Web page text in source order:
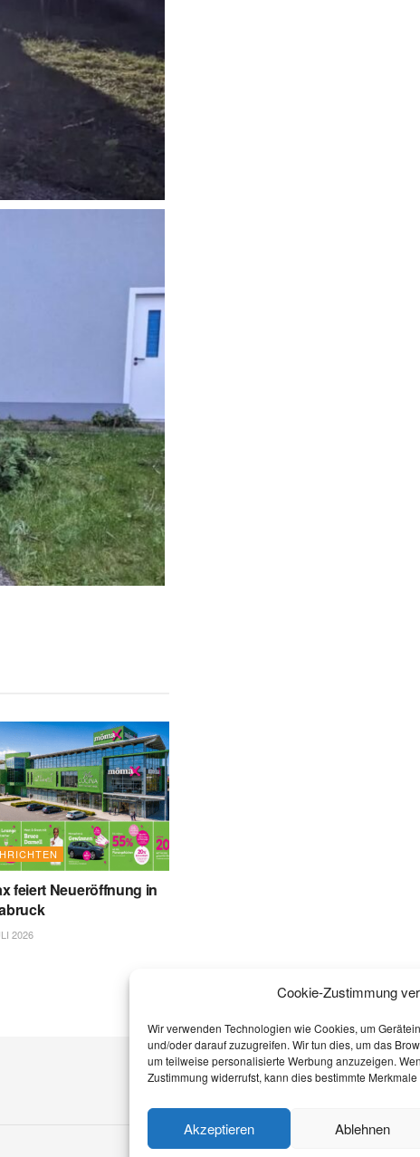
Cookie-Zustimmung
Wir verwenden Technologien wie Cookies, um
und/oder darauf zuzugreifen. Wir tun dies, um das
um teilweise personalisierte Werbung anzuzeigen.
Zustimmung widerrufst, kann dies bestimmte
Akzeptieren Ablehnen
feiert Neueröffnung in
2026